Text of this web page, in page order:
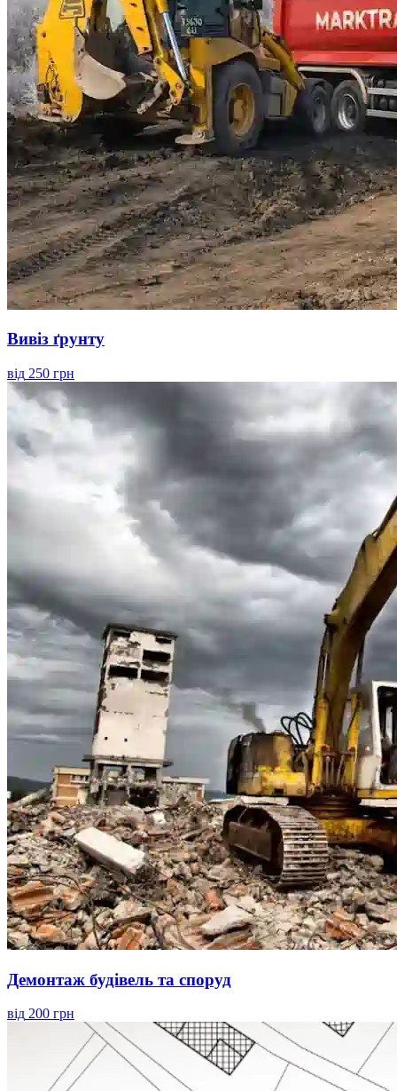
Вивіз ґрунту
від 250 грн
Демонтаж будівель та споруд
від 200 грн